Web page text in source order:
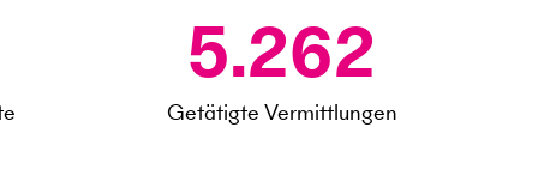
5.262
Getätigte Vermittlungen